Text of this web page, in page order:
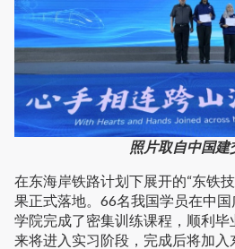
照片取自中国建
在东海岸铁路计划下展开的“东铁
果正式落地。66名我国学员在中
学院完成了密集训练课程，顺利
来将进入实习阶段，完成后将加